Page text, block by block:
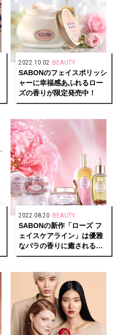
2022.10.02 BEAUTY
SABONのフェイスポリッシ
ャーに幸福感あふれるロー
ズの香りが限定発売中！
2022.08.20 BEAUTY
SABONの新作「ローズ フ
ェイスケアライン」は優雅
なバラの香りに癒されるラ
グジュアリーなスキンケア